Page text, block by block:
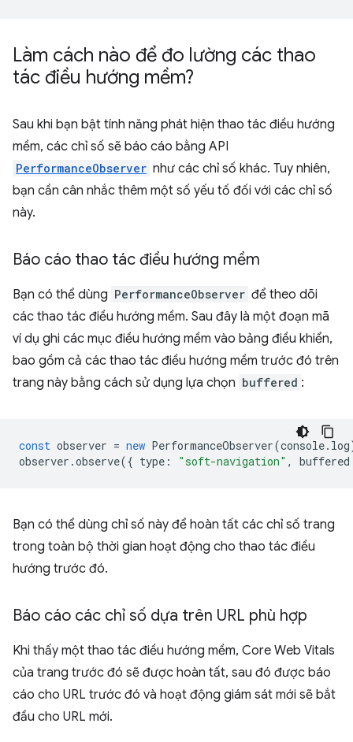
Làm cách nào để đo lường các thao
tác điều hướng mềm?
Sau khi bạn bật tính năng phát hiện thao tác điều hướng
mềm, các chỉ số sẽ báo cáo bằng API
PerformanceObserver như các chỉ số khác. Tuy nhiên,
bạn cần cân nhắc thêm một số yếu tố đối với các chỉ số
này.
Báo cáo thao tác điều hướng mềm
Bạn có thể dùng PerformanceObserver để theo dõi
các thao tác điều hướng mềm. Sau đây là một đoạn mã
ví dụ ghi các mục điều hướng mềm vào bảng điều khiển,
bao gồm cả các thao tác điều hướng mềm trước đó trên
trang này bằng cách sử dụng lựa chọn buffered :
const observer = new PerformanceObserver(console. log
observer .observe({ type : "soft-navigation" , buffered
Bạn có thể dùng chỉ số này để hoàn tất các chỉ số trang
trong toàn bộ thời gian hoạt động cho thao tác điều
hướng trước đó.
Báo cáo các chỉ số dựa trên URL phù hợp
Khi thấy một thao tác điều hướng mềm, Core Web Vitals
của trang trước đó sẽ được hoàn tất, sau đó được báo
cáo cho URL trước đó và hoạt động giám sát mới sẽ bắt
đầu cho URL mới.